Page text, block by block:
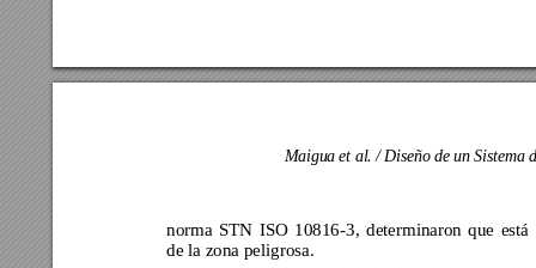
Maigua et al. / Diseño de un Sistema
norma STN ISO 10816-3, determinaron que está
de la zona peligrosa.